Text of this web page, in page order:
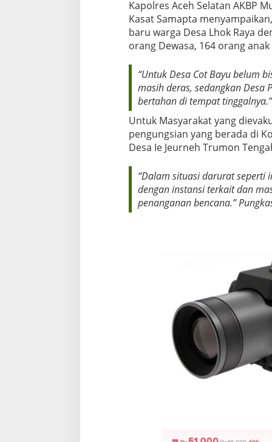
a
n
B
a
n
r
Kapolres Aceh Selatan AKBP
Kasat Samapta
baru warga Desa Lhok Raya
orang Dewasa, 164 orang
“Untuk Desa Cot Bayu belum
masih deras, sedangkan Desa
bertahan di tempat
Untuk Masyarakat yang
pengungsian yang berada di
Desa Ie Jeurneh Trumon
“Dalam situasi darurat seperti
dengan instansi terkait dan
penanganan bencana.”